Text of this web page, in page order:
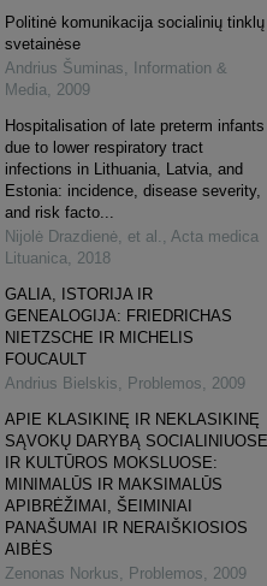
Politinė komunikacija socialinių tinklų
svetainėse
Andrius Šuminas
Information &
Media
2009
Hospitalisation of late preterm infants
due to lower respiratory tract
infections in Lithuania, Latvia, and
Estonia: incidence, disease severity,
and risk facto...
Nijolė Drazdienė, et al.
Acta medica
Lituanica
2018
GALIA, ISTORIJA IR
GENEALOGIJA: FRIEDRICHAS
NIETZSCHE IR MICHELIS
FOUCAULT
Andrius Bielskis
Problemos
2009
APIE KLASIKINĘ IR NEKLASIKINĘ
SĄVOKŲ DARYBĄ SOCIALINIUOSE
IR KULTŪROS MOKSLUOSE:
MINIMALŪS IR MAKSIMALŪS
APIBRĖŽIMAI, ŠEIMINIAI
PANAŠUMAI IR NERAIŠKIOSIOS
AIBĖS
Zenonas Norkus
Problemos 2009